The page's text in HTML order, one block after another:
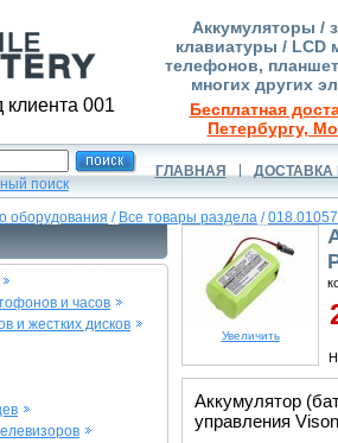
клиента 001
Аккумуляторы /
клавиатуры / LCD
телефонов,
многих других
Бесплатная
Петербургу,
поиск
ГЛАВНАЯ ДОСТАВКА
оборудования / Все товары раздела /018.01057
и часов
и жестких дисков
Увеличить
Аккумулятор
управления